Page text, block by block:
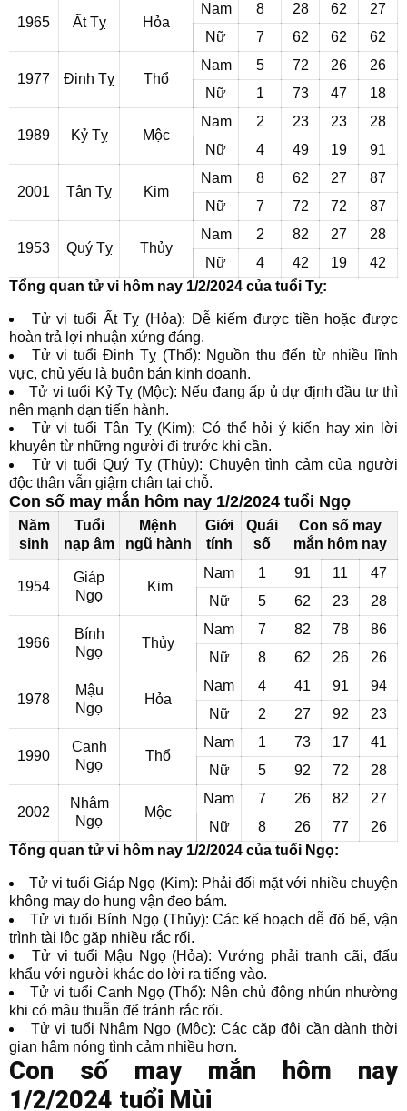
1965 Ất Tỵ Hỏa
Nam 8 28 62
27
Nữ
7 62 62 62
1977 Đinh Tỵ Thổ
Nam 5 72 26
26
Nữ
1 73 47 18
1989 Kỷ Tỵ Mộc
Nam 2 23 23
28
Nữ
4 49 19 91
2001 Tân Tỵ Kim
Nam 8 62 27
87
Nữ
7 72 72 87
1953 Quý Tỵ Thủy
Nam 2 82 27
28
Nữ
4 42 19
42
Tổng quan tử vi hôm nay 1/2/2024 của tuổi Tỵ:
Tử vi tuổi Ất Tỵ (Hỏa): Dễ kiếm được tiền hoặc được
hoàn trả lợi nhuận xứng đáng.
Tử vi tuổi Đinh Tỵ (Thổ): Nguồn thu đến từ nhiều lĩnh
vực, chủ yếu là buôn bán kinh doanh.
Tử vi tuổi Kỷ Tỵ (Mộc): Nếu đang ấp ủ dự định đầu tư thì
nên mạnh dạn tiến hành.
Tử vi tuổi Tân Tỵ (Kim): Có thể hỏi ý kiến hay xin lời
khuyên từ những người đi trước khi cần.
Tử vi tuổi Quý Tỵ (Thủy): Chuyện tình cảm của người
độc thân vẫn giậm chân tại chỗ.
Con số may mắn hôm nay 1/2/2024 tuổi Ngọ
Năm
sinh
Tuổi
nạp âm
Mệnh
ngũ hành
Giới
tính
Quái
số
Con số may
mắn hôm nay
1954
Giáp
Ngọ
Kim
Nam 1 91 11
47
Nữ
5 62 23 28
1966
Bính
Ngọ
Thủy
Nam 7 82 78
86
Nữ
8 62 26 26
1978
Mậu
Ngọ
Hỏa
Nam 4 41 91
94
Nữ
2 27 92 23
1990
Canh
Ngọ
Thổ
Nam 1 73 17
41
Nữ
5 92 72 28
2002
Nhâm
Ngọ
Mộc
Nam 7 26 82
27
Nữ
8 26 77
26
Tổng quan tử vi hôm nay 1/2/2024 của tuổi Ngọ:
Tử vi tuổi Giáp Ngọ (Kim): Phải đối mặt với nhiều chuyện
không may do hung vận đeo bám.
Tử vi tuổi Bính Ngọ (Thủy): Các kế hoạch dễ đổ bể, vận
trình tài lộc gặp nhiều rắc rối.
Tử vi tuổi Mậu Ngọ (Hỏa): Vướng phải tranh cãi, đấu
khẩu với người khác do lời ra tiếng vào.
Tử vi tuổi Canh Ngọ (Thổ): Nên chủ động nhún nhường
khi có mâu thuẫn để tránh rắc rối.
Tử vi tuổi Nhâm Ngọ (Mộc): Các cặp đôi cần dành thời
gian hâm nóng tình cảm nhiều hơn.
Con số may mắn hôm nay
1/2/2024 tuổi Mùi